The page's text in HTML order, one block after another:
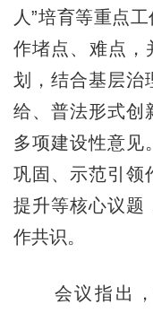
人”培育等重点
作堵点、难点，
划，结合基层治
给、普法形式创
多项建设性意见
巩固、示范引领
提升等核心议题
作共识。
会议指出，“